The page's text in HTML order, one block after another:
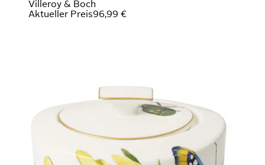
Villeroy & Boch
Aktueller Preis96,99 €